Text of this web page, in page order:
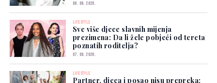
08. 08. 2026.
LIFESTYLE
Sve više djece slavnih mijenja
prezimena: Da li žele pobjeći od tereta
poznatih roditelja?
07. 08. 2026.
LIFESTYLE
Partner, djeca i posao nisu prepreka: